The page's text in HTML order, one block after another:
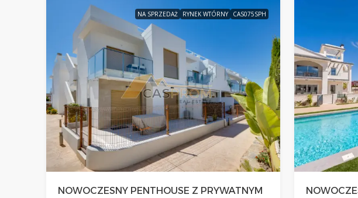
NA SPRZEDAŻ RYNEK WTÓRNY CAS075SPH
NOWOCZESNY PENTHOUSE Z PRYWATNYM